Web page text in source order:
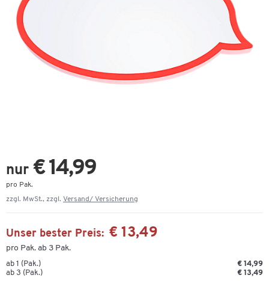
nur € 14,99
pro Pak.
zzgl. MwSt., zzgl. Versand/ Versicherung
Unser bester Preis: € 13,49
pro Pak. ab 3 Pak.
ab 1 (Pak.)
€ 14,99
ab 3 (Pak.)
€ 13,49